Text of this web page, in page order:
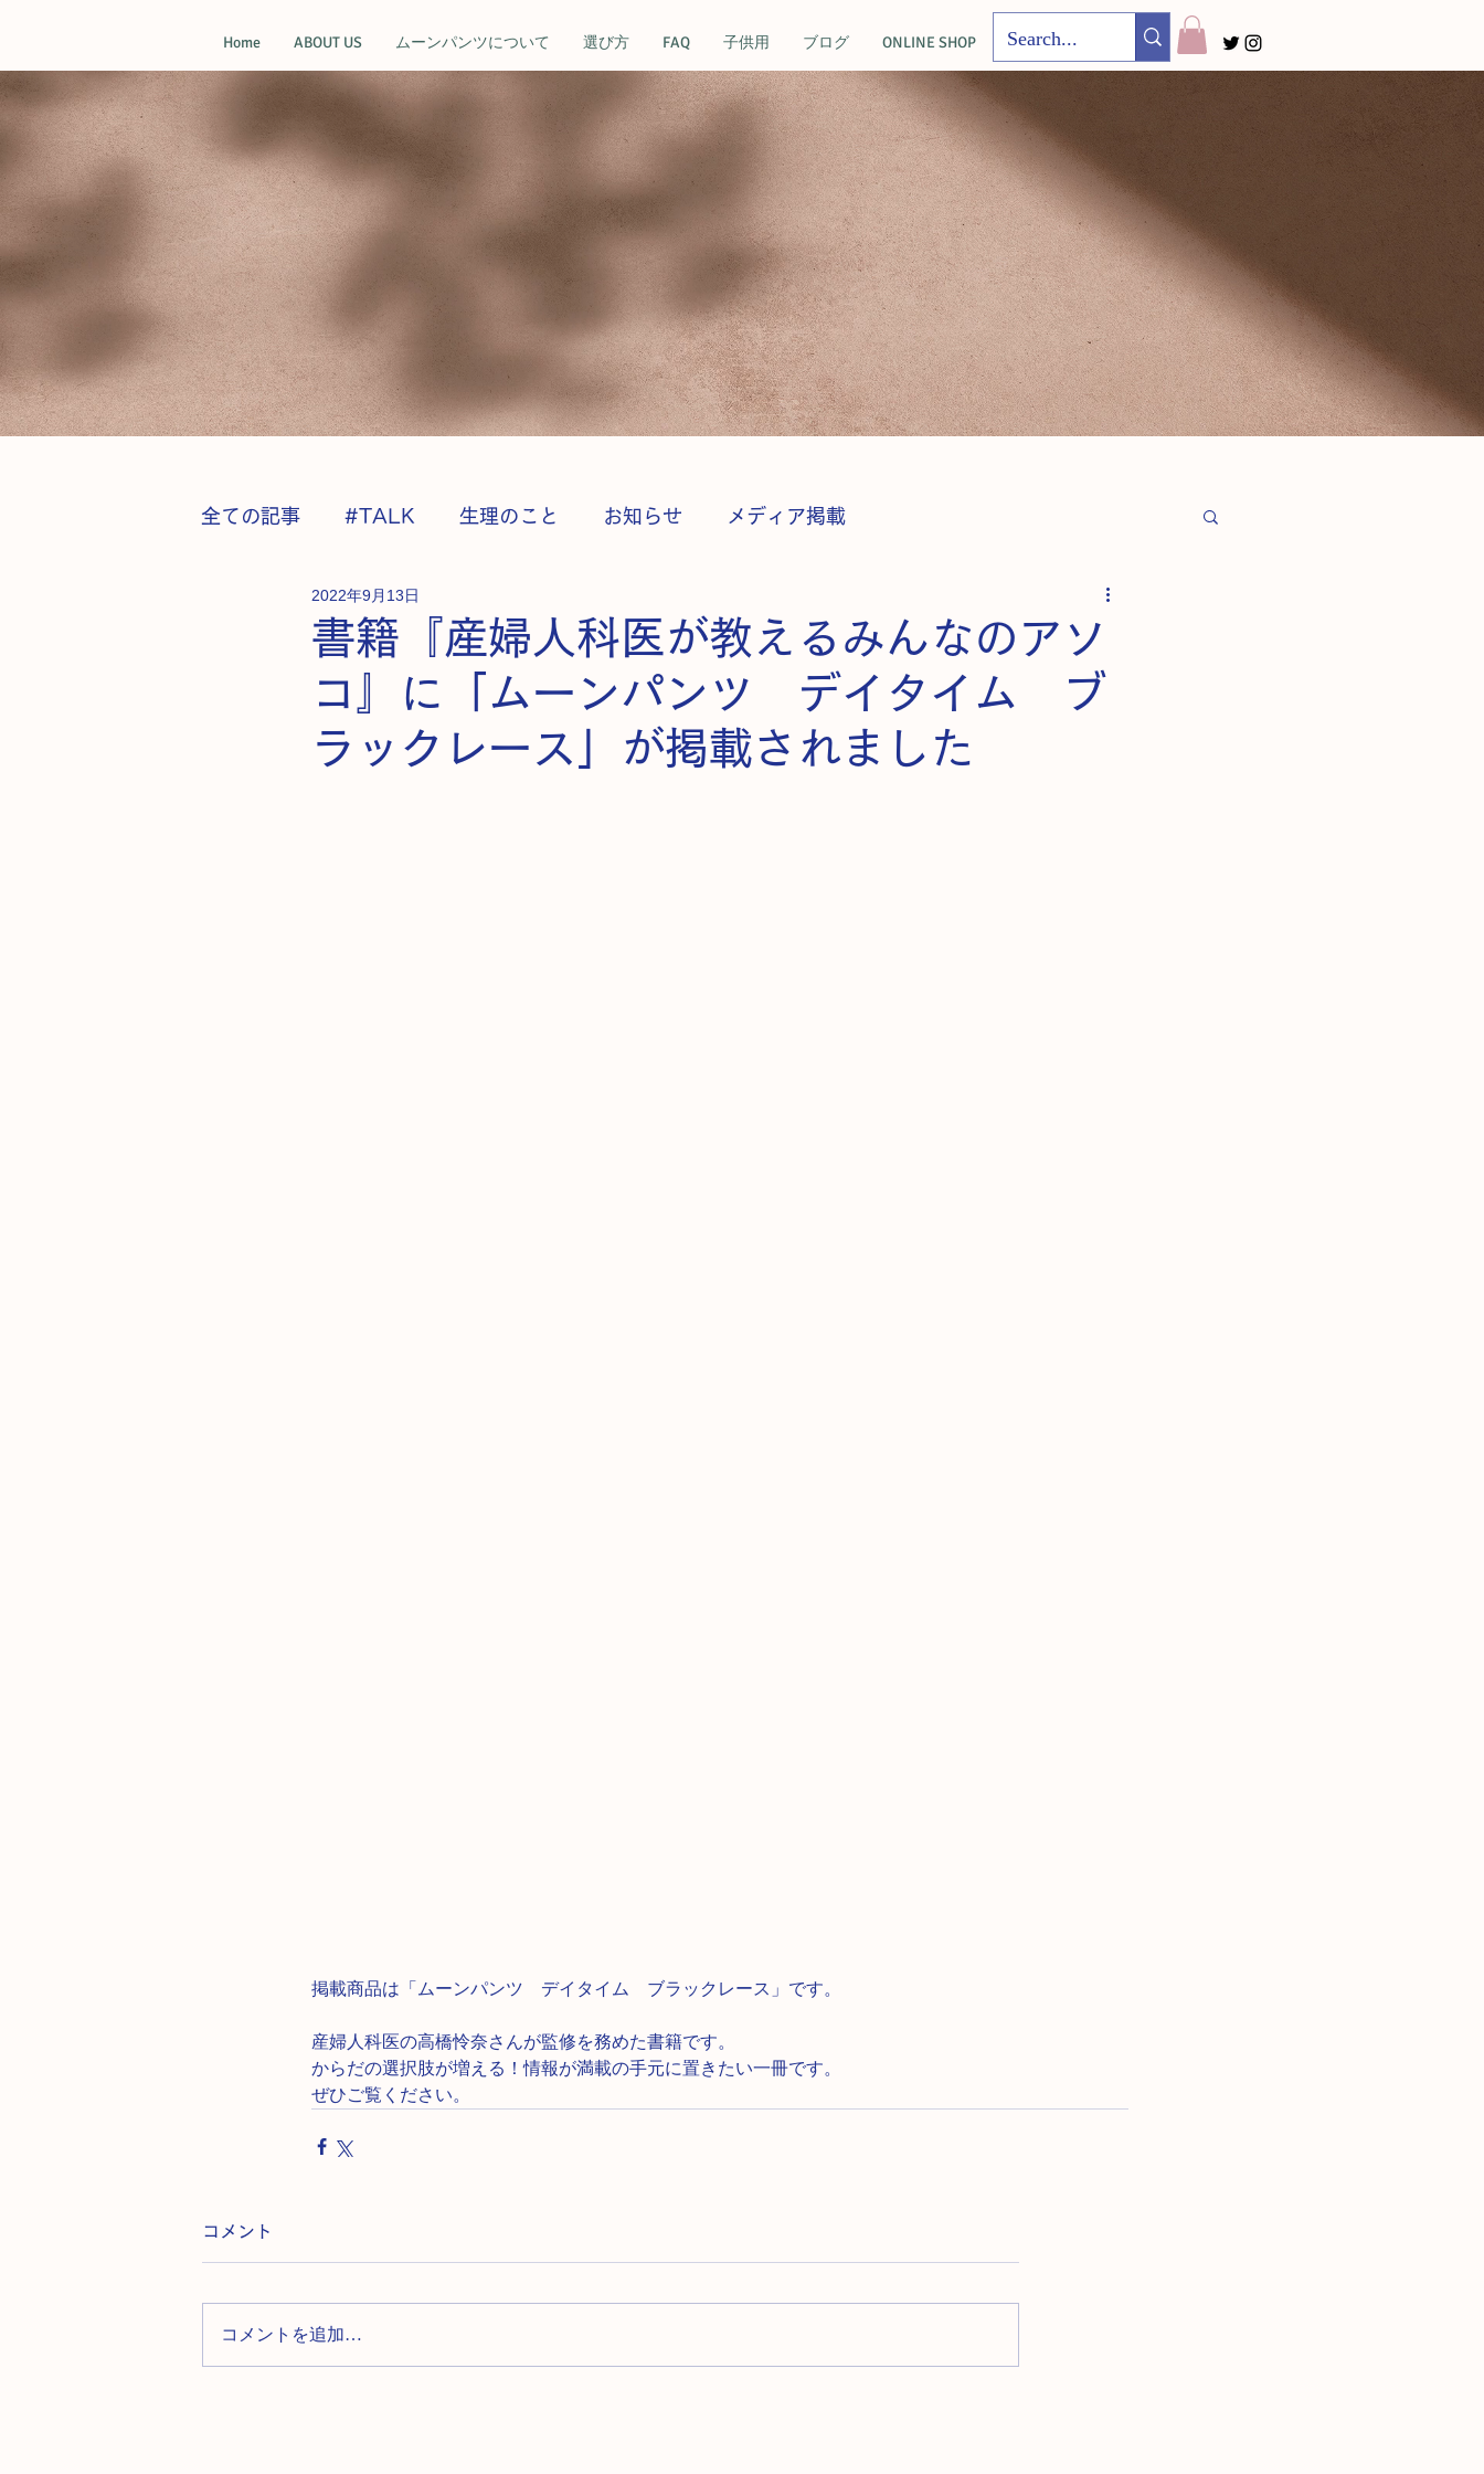
Home ABOUT US ムーンパンツについて 選び方 FAQ 子供用 ブログ ONLINE SHOP
全ての記事 #TALK 生理のこと お知らせ メディア掲載
書籍『産婦人科医が教えるみんなのアソ
コ』に「ムーンパンツ デイタイム ブ
ラックレース」が掲載されました
2022年9月13日
掲載商品は「ムーンパンツ　デイタイム　ブラックレース」です。
産婦人科医の高橋怜奈さんが監修を務めた書籍です。
からだの選択肢が増える！情報が満載の手元に置きたい一冊です。
ぜひご覧ください。
コメント
コメントを追加…